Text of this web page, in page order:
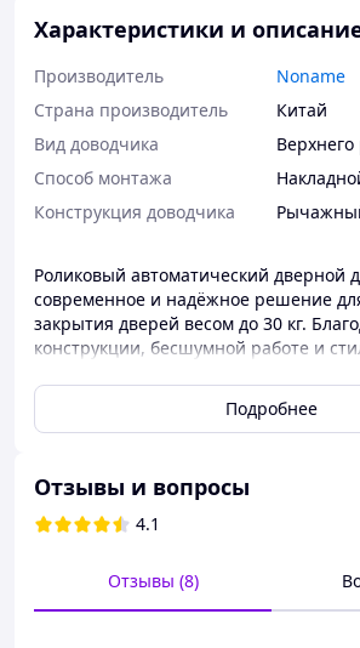
Характеристики и
Производитель
Noname
Страна производитель
Китай
Вид доводчика
Способ монтажа
Конструкция доводчика
Роликовый автоматический дверной
современное и надёжное решение
закрытия дверей весом до 30 кг.
конструкции, бесшумной работе и
Подходит для дверей с правым и
Устанавливается быстро и без
Ключевые слова:
автоматический доводчик, роликовый
дверной доводчик, доводчик двери
межкомнатной двери, доводчик с
Подробнее
Отзывы и вопросы
4.1
Отзывы (8)